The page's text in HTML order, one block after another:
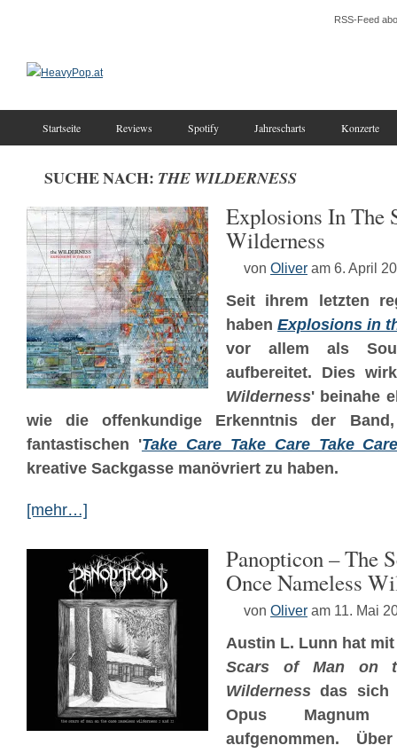
RSS-Feed
Startseite Reviews Spotify Jahrescharts Konzerte
SUCHE NACH: THE WILDERNESS
Explosions In The
Wilderness
von Oliver am 6. April
Seit ihrem letzten
haben Explosions in
vor allem als
aufbereitet. Dies
Wilderness' beinahe
wie die offenkundige Erkenntnis der
fantastischen 'Take Care Take Care Take
kreative Sackgasse manövriert zu haben.
[mehr…]
Panopticon – The
Once Nameless
von Oliver am 11. Mai
Austin L. Lunn hat
Scars of Man on
Wilderness das sich
Opus
aufgenommen.